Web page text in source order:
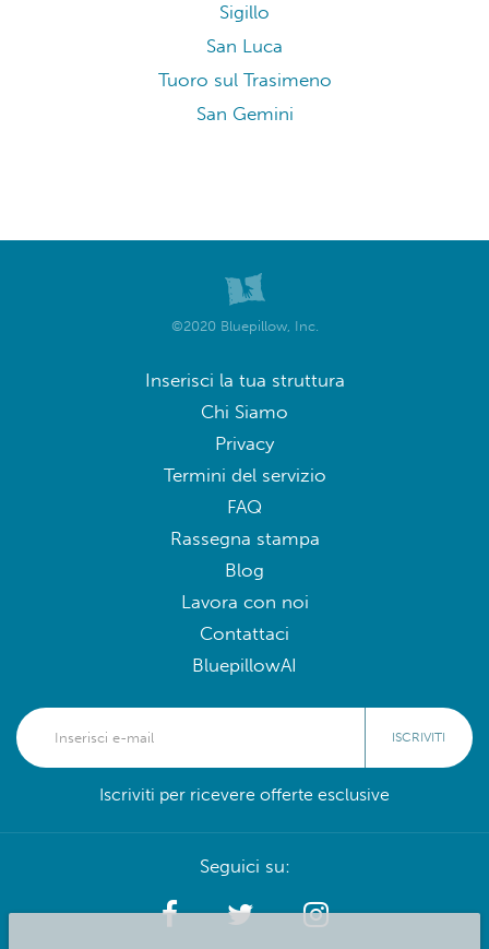
Sigillo
San Luca
Tuoro sul Trasimeno
San Gemini
©2020 Bluepillow, Inc.
Inserisci la tua struttura
Chi Siamo
Privacy
Termini del servizio
FAQ
Rassegna stampa
Blog
Lavora con noi
Contattaci
BluepillowAI
ISCRIVITI
Iscriviti per ricevere offerte esclusive
Seguici su: